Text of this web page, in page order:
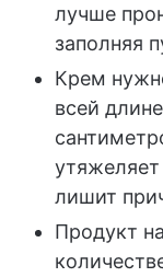
лучше
заполняя
Крем
всей
лишит
Продукт